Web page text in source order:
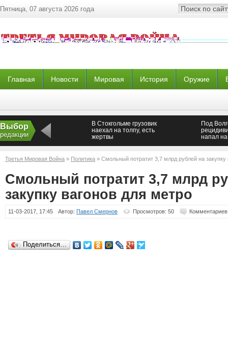
Пятница, 07 августа 2026 года
Главная Новости Мировая История Оружие
Выбор
редакции
В Стокгольме грузовик
наехал на толпу, есть
жертвы
Под
напал
Третья Мировая Война » Политика » Смольный потратит 3,7 млрд рублей на закупку
Смольный потратит 3,7 млрд
закупку вагонов для метро
11-03-2017, 17:45 Автор: Павел Смернов Просмотров: 50
Поделиться…